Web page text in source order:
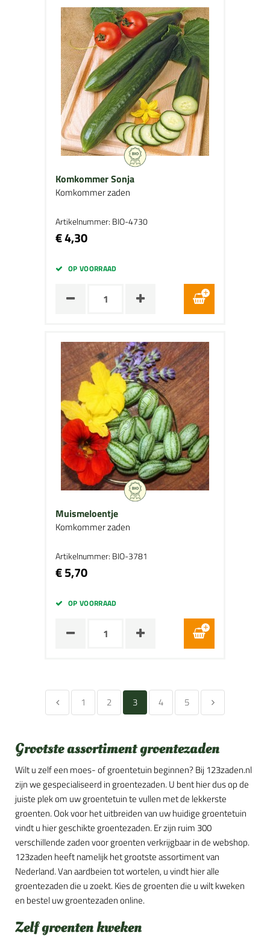
Komkommer Sonja
Komkommer zaden
Artikelnummer: BIO-4730
€ 4,30
OP VOORRAAD
Muismeloentje
Komkommer zaden
Artikelnummer: BIO-3781
€ 5,70
OP VOORRAAD
1 2 3 4 5
Grootste assortiment groentezaden
Wilt u zelf een moes- of groentetuin beginnen? Bij 123zaden.nl
zijn we gespecialiseerd in groentezaden. U bent hier dus op de
juiste plek om uw groentetuin te vullen met de lekkerste
groenten. Ook voor het uitbreiden van uw huidige groentetuin
vindt u hier geschikte groentezaden. Er zijn ruim 300
verschillende zaden voor groenten verkrijgbaar in de webshop.
123zaden heeft namelijk het grootste assortiment van
Nederland. Van aardbeien tot wortelen, u vindt hier alle
groentezaden die u zoekt. Kies de groenten die u wilt kweken
en bestel uw groentezaden online.
Zelf groenten kweken